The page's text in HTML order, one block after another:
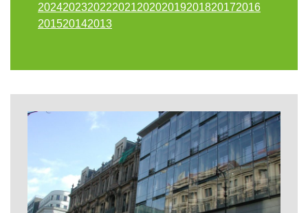
202420232022202120202019201820172016
201520142013